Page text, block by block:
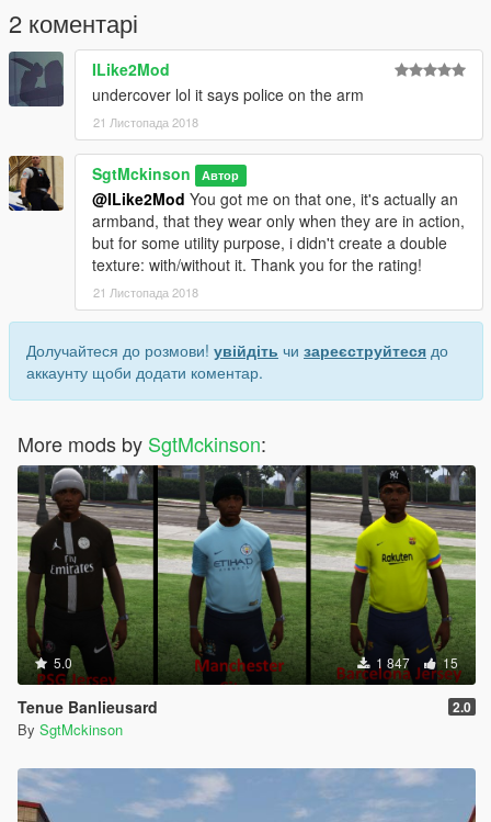
All credits to:
-Rockstar Games
-Baud0412 (Belt, vest)
-SgtMckinson (retexture/ped meshes mix)
———————————————————–
How to install/ Comment installer :
Drop all the files in the latest patchday file/Placer tous les
fichiers dans le patchday le plus récent:
(\update\x64\dlcpacks\)
Drop all the pedrops files at/Placer tous les fichiers pedprops
(x64e\models\cdimages\pedprops.rpf)
2 коментарі
ILike2Mod
undercover lol it says police on the arm
21 Листопада 2018
SgtMckinson Автор
@ILike2Mod You got me on that one, it's actually an
armband, that they wear only when they are in action,
but for some utility purpose, i didn't create a double
texture: with/without it. Thank you for the rating!
21 Листопада 2018
Долучайтеся до розмови! увійдіть чи зареєструйтеся до
аккаунту щоби додати коментар.
More mods by SgtMckinson:
5.0 1 847 15
Tenue Banlieusard 2.0
By SgtMckinson